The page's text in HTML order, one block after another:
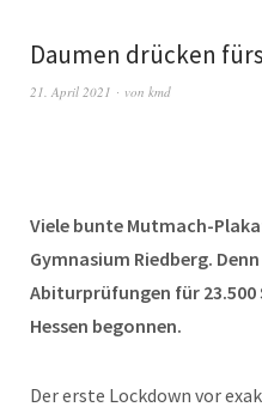
Daumen drücken
21. April 2021 von kmd
Viele bunte Mutmach-
Gymnasium Riedberg.
Abiturprüfungen für 23.500
Hessen begonnen.
Der erste Lockdown vor